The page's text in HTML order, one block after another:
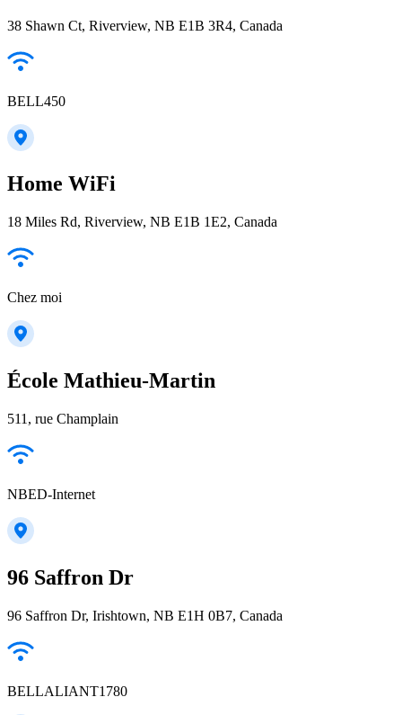
38 Shawn Ct, Riverview, NB E1B 3R4, Canada
BELL450
Home WiFi
18 Miles Rd, Riverview, NB E1B 1E2, Canada
Chez moi
École Mathieu-Martin
511, rue Champlain
NBED-Internet
96 Saffron Dr
96 Saffron Dr, Irishtown, NB E1H 0B7, Canada
BELLALIANT1780